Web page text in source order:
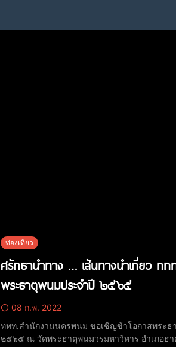
ท่องเที่ยว
ศรัทธานำทาง … เส้นทางนำเที่ยว ท
พระธาตุพนมประจำปี ๒๕๖๕
08 ก.พ. 2022
ททท.สำนักงานนครพนม ขอเชิญข้าโอกาสพระ
๒๕๖๕ ณ วัดพระธาตุพนมวรมหาวิหาร อำเภอธาตุพนม จังหวัดนครพนม จังหวัดนครพนมร่ว